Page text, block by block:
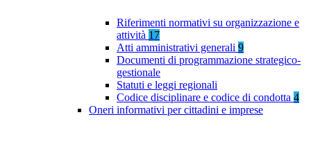
Riferimenti normativi su organizzazione e
attività 17
Atti amministrativi generali 9
Documenti di programmazione strategico-
gestionale
Statuti e leggi regionali
Codice disciplinare e codice di condotta 4
Oneri informativi per cittadini e imprese